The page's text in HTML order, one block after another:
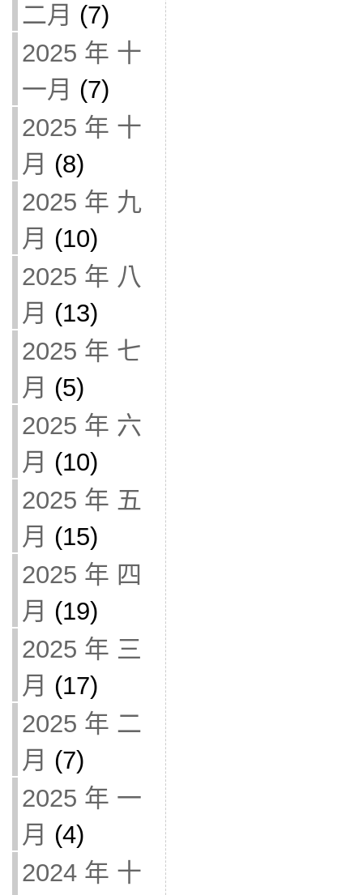
二月 (7)
2025 年 十
一月 (7)
2025 年 十
月 (8)
2025 年 九
月 (10)
2025 年 八
月 (13)
2025 年 七
月 (5)
2025 年 六
月 (10)
2025 年 五
月 (15)
2025 年 四
月 (19)
2025 年 三
月 (17)
2025 年 二
月 (7)
2025 年 一
月 (4)
2024 年 十